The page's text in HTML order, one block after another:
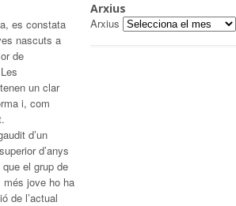
es constata
nascuts a
de
un clar
i, com
d’un
d’anys
el grup de
més jove ho ha
de l’actual
Arxius
Arxius